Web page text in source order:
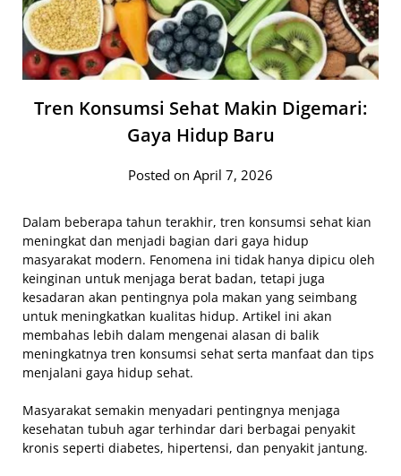
Tren Konsumsi Sehat Makin Digemari:
Gaya Hidup Baru
Posted on April 7, 2026
Dalam beberapa tahun terakhir, tren konsumsi sehat kian
meningkat dan menjadi bagian dari gaya hidup
masyarakat modern. Fenomena ini tidak hanya dipicu oleh
keinginan untuk menjaga berat badan, tetapi juga
kesadaran akan pentingnya pola makan yang seimbang
untuk meningkatkan kualitas hidup. Artikel ini akan
membahas lebih dalam mengenai alasan di balik
meningkatnya tren konsumsi sehat serta manfaat dan tips
menjalani gaya hidup sehat.
Masyarakat semakin menyadari pentingnya menjaga
kesehatan tubuh agar terhindar dari berbagai penyakit
kronis seperti diabetes, hipertensi, dan penyakit jantung.